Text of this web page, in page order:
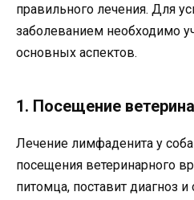
правильного лечения. Для
заболеванием необходимо
основных аспектов.
1. Посещение
Лечение лимфаденита у
посещения ветеринарного
питомца, поставит диагноз и